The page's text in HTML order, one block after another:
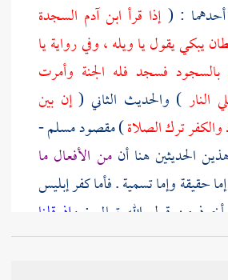
أحدهما : (إذا قرأ ابن آدم السجدة
يبكي يقول يا ويله ، وفي رواية يا
بالسجود فسجد فله الجنة وأمرت
النار ) والحديث الثاني (إن بين
ترك الصلاة) مقصودمسلم-
الحديثين هنا أنمن الأفعال ما
إما حقيقة وإما تسمية . فأما كفر إبليس
من قول الله تعالى : وإذ قلنا
فسجدوا إلا إبليس أبى واستكبر